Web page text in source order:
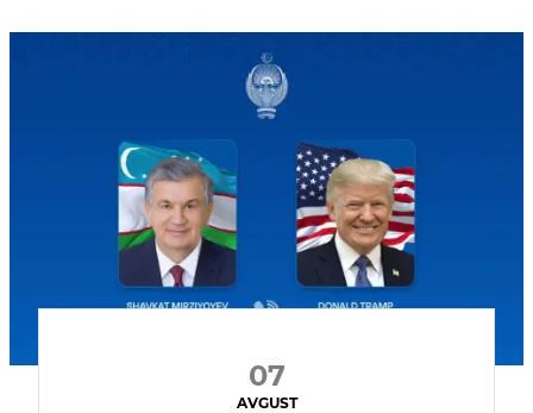
07
AVGUST